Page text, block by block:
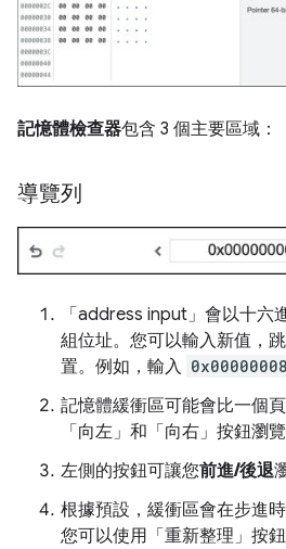
記憶體檢查器包含 3 個主要區域：
導覽列
「address input」 會以十六
組位址。您可以輸入新值，
置。例如，輸入 0x00000008
記憶體緩衝區可能會比一個
「向左」 和「向右」 按鈕瀏
左側的按鈕可讓您前進/後退
根據預設，緩衝區會在步進
您可以使用「重新整理」 按